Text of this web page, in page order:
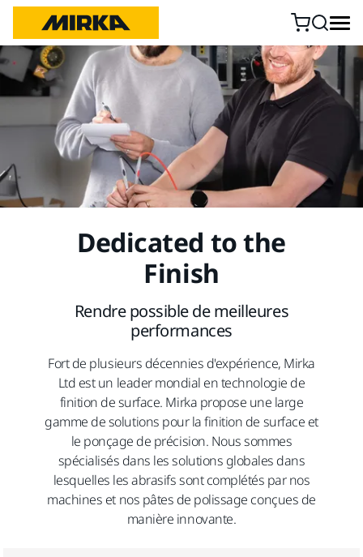
Dedicated to the
Finish
Rendre possible de meilleures
performances
Fort de plusieurs décennies d'expérience, Mirka
Ltd est un leader mondial en technologie de
finition de surface. Mirka propose une large
gamme de solutions pour la finition de surface et
le ponçage de précision. Nous sommes
spécialisés dans les solutions globales dans
lesquelles les abrasifs sont complétés par nos
machines et nos pâtes de polissage conçues de
manière innovante.